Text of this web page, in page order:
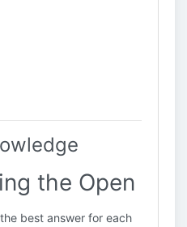
the Open
best answer for each